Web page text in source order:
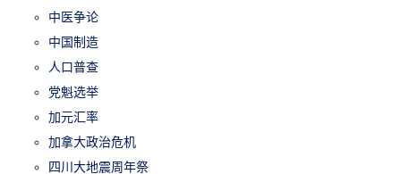
中医争论
中国制造
人口普查
党魁选举
加元汇率
加拿大政治危机
四川大地震周年祭